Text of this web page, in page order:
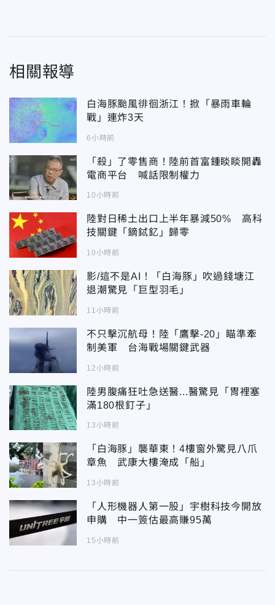
相關報導
白海豚颱風徘徊浙江！掀「暴雨車輪
戰」連炸3天
6小時前
「殺」了零售商！陸前首富鍾睒睒開轟
電商平台 喊話限制權力
10小時前
陸對日稀土出口上半年暴減50% 高科
技關鍵「鏑鋱釔」歸零
10小時前
影/這不是AI！「白海豚」吹過錢塘江
退潮驚見「巨型羽毛」
11小時前
不只擊沉航母！陸「鷹擊-20」瞄準牽
制美軍 台海戰場關鍵武器
12小時前
陸男腹痛狂吐急送醫...醫驚見「胃裡塞
滿180根釘子」
13小時前
「白海豚」襲華東！4樓窗外驚見八爪
章魚 武康大樓淹成「船」
13小時前
「人形機器人第一股」宇樹科技今開放
申購 中一簽估最高賺95萬
15小時前